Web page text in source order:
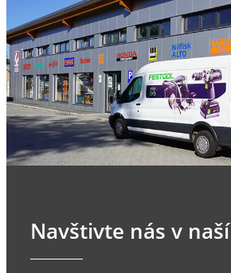
Navštivte nás v